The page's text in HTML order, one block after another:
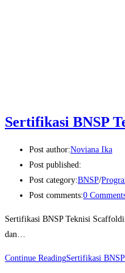
Sertifikasi BNSP
Post author:Noviana Ika
Post published:
Post category:BNSP/
Post comments:0
Sertifikasi BNSP Teknisi
dan…
Continue ReadingSertifikasi